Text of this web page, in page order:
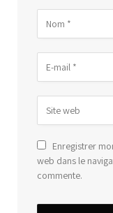
Enregistrer
web dans le
commente.